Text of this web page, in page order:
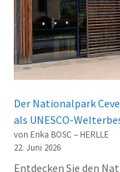
l
g
a
s
r
o
n
Der Nationalpark
als UNESCO-
von Erika BOSC – HERLLE
22. Juni 2026
Entdecken Sie den